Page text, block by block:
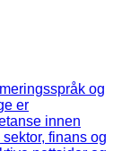
og
er
innen
finans og